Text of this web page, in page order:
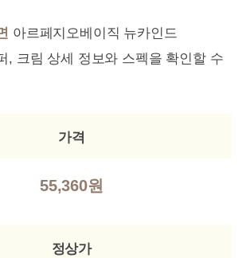
아르페지오베이직 뉴카인드
, 크림 상세 정보와 스펙을 확인할 수
가격
55,360원
정상가